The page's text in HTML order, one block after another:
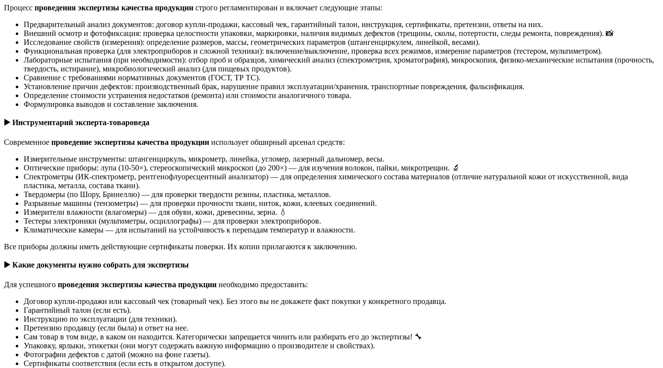
Процесс проведения экспертизы качества продукции строго регламентирован и включает следующие этапы:
Предварительный анализ документов: договор купли-продажи, кассовый чек, гарантийный талон, инструкция, сертификаты, претензии, ответы на них.
Внешний осмотр и фотофиксация: проверка целостности упаковки, маркировки, наличия видимых дефектов (трещины, сколы, потертости, следы ремонта, повреждения). 📸
Исследование свойств (измерения): определение размеров, массы, геометрических параметров (штангенциркулем, линейкой, весами).
Функциональная проверка (для электроприборов и сложной техники): включение/выключение, проверка всех режимов, измерение параметров (тестером, мультиметром).
Лабораторные испытания (при необходимости): отбор проб и образцов, химический анализ (спектрометрия, хроматография), микроскопия, физико-механические испытания (прочность,
твердость, истирание), микробиологический анализ (для пищевых продуктов).
Сравнение с требованиями нормативных документов (ГОСТ, ТР ТС).
Установление причин дефектов: производственный брак, нарушение правил эксплуатации/хранения, транспортные повреждения, фальсификация.
Определение стоимости устранения недостатков (ремонта) или стоимости аналогичного товара.
Формулировка выводов и составление заключения.
▶️ Инструментарий эксперта-товароведа
Современное проведение экспертизы качества продукции использует обширный арсенал средств:
Измерительные инструменты: штангенциркуль, микрометр, линейка, угломер, лазерный дальномер, весы.
Оптические приборы: лупа (10-50×), стереоскопический микроскоп (до 200×) — для изучения волокон, пайки, микротрещин. 🔬
Спектрометры (ИК-спектрометр, рентгенофлуоресцентный анализатор) — для определения химического состава материалов (отличие натуральной кожи от искусственной, вида
пластика, металла, состава ткани).
Твердомеры (по Шору, Бринеллю) — для проверки твердости резины, пластика, металлов.
Разрывные машины (тензометры) — для проверки прочности ткани, ниток, кожи, клеевых соединений.
Измерители влажности (влагомеры) — для обуви, кожи, древесины, зерна. 💧
Тестеры электроники (мультиметры, осциллографы) — для проверки электроприборов.
Климатические камеры — для испытаний на устойчивость к перепадам температур и влажности.
Все приборы должны иметь действующие сертификаты поверки. Их копии прилагаются к заключению.
▶️ Какие документы нужно собрать для экспертизы
Для успешного проведения экспертизы качества продукции необходимо предоставить:
Договор купли-продажи или кассовый чек (товарный чек). Без этого вы не докажете факт покупки у конкретного продавца.
Гарантийный талон (если есть).
Инструкцию по эксплуатации (для техники).
Претензию продавцу (если была) и ответ на нее.
Сам товар в том виде, в каком он находится. Категорически запрещается чинить или разбирать его до экспертизы! 🔧
Упаковку, ярлыки, этикетки (они могут содержать важную информацию о производителе и свойствах).
Фотографии дефектов с датой (можно на фоне газеты).
Сертификаты соответствия (если есть в открытом доступе).